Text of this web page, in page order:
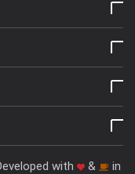
with &
in